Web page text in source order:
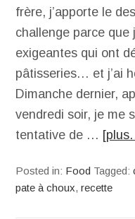
frère, j’apporte le
challenge parce que
exigeantes qui ont
pâtisseries… et j’ai
Dimanche dernier,
vendredi soir, je me
tentative de …
Posted in: Food Tagged:
pate à choux,recette